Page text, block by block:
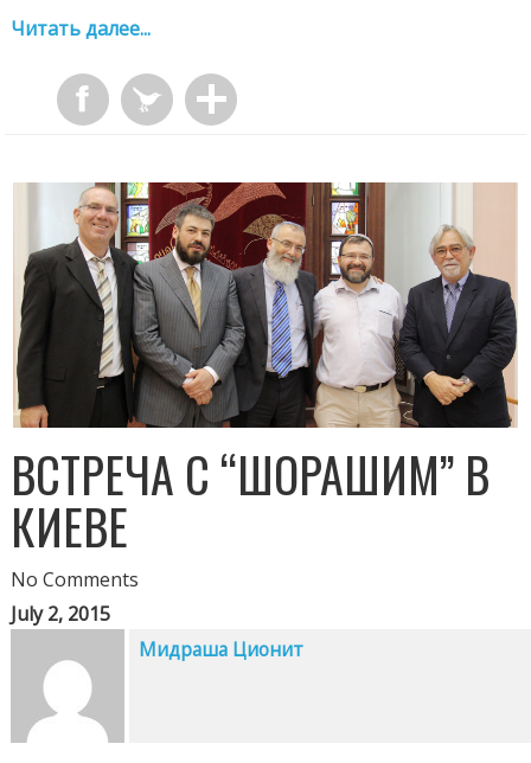
Читать далее...
ВСТРЕЧА С “ШОРАШИМ” В
КИЕВЕ
No Comments
July 2, 2015
Мидраша Ционит